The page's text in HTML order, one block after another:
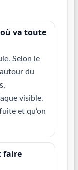
où va toute
Selon le
du
visible.
et qu’on
faire